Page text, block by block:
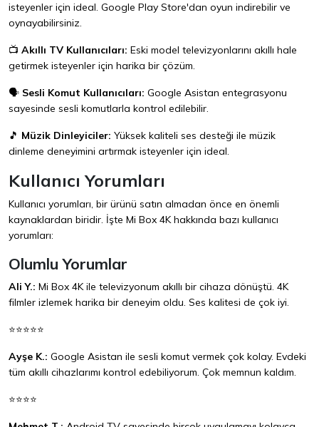
isteyenler için ideal. Google Play Store'dan oyun indirebilir ve
oynayabilirsiniz.
📺 Akıllı TV Kullanıcıları: Eski model televizyonlarını akıllı hale
getirmek isteyenler için harika bir çözüm.
🗣️ Sesli Komut Kullanıcıları: Google Asistan entegrasyonu
sayesinde sesli komutlarla kontrol edilebilir.
🎵 Müzik Dinleyiciler: Yüksek kaliteli ses desteği ile müzik
dinleme deneyimini artırmak isteyenler için ideal.
Kullanıcı Yorumları
Kullanıcı yorumları, bir ürünü satın almadan önce en önemli
kaynaklardan biridir. İşte Mi Box 4K hakkında bazı kullanıcı
yorumları:
Olumlu Yorumlar
Ali Y.: Mi Box 4K ile televizyonum akıllı bir cihaza dönüştü. 4K
filmler izlemek harika bir deneyim oldu. Ses kalitesi de çok iyi.
⭐⭐⭐⭐⭐
Ayşe K.: Google Asistan ile sesli komut vermek çok kolay. Evdeki
tüm akıllı cihazlarımı kontrol edebiliyorum. Çok memnun kaldım.
⭐⭐⭐⭐